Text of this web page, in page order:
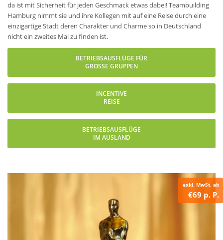
da ist mit Sicherheit für jeden Geschmack etwas dabei! Teambuilding
Hamburg nimmt sie und ihre Kollegen mit auf eine Reise durch eine
einzigartige Stadt deren Charakter und Charme so in Deutschland
nicht ein zweites Mal zu finden ist.
BETRIEBSAUSFLÜGE FÜR
GROSSE GRUPPEN
INCENTIVE
REISE
BETRIEBSAUSFLÜGE
IM AUSLAND
exkl. MwSt. ab
€69 p. P.